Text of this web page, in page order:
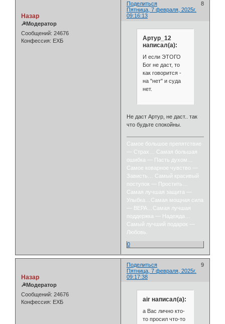
Поделиться
8
Пятница, 7 февраля, 2025г.
09:16:13
Назар
☭Модератор
Сообщений: 24676
Конфессия: ЕХБ
Артур_12
написал(а):
И если ЭТОГО
Бог не даст, то
как говорится -
на "нет" и суда
нет.
Не даст Артур, не даст.. так
что будьте спокойны.
Самое большое препятствие
— Страх… Самая большая
ошибка — Пасть духом…
Самое коварное чувство —
Зависть… Самый красивый
поступок — Простить…
Самая лучшая защита —
Улыбка…Самая мощная сила
— ВЕРА…Самая лучшая
поддержка — Надежда…
Самый лучший подарок —
Любовь.
0
Поделиться
9
Пятница, 7 февраля, 2025г.
09:17:38
Назар
☭Модератор
Сообщений: 24676
Конфессия: ЕХБ air написал(а):
а Вас лично кто-
то просил что-то